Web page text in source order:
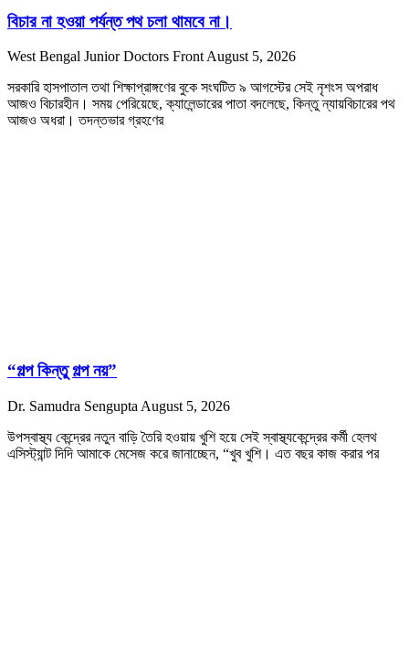
বিচার না হওয়া পর্যন্ত পথ চলা থামবে না।
West Bengal Junior Doctors Front August 5, 2026
সরকারি হাসপাতাল তথা শিক্ষাপ্রাঙ্গণের বুকে সংঘটিত ৯ আগস্টের সেই নৃশংস অপরাধ
আজও বিচারহীন। সময় পেরিয়েছে, ক্যালেন্ডারের পাতা বদলেছে, কিন্তু ন্যায়বিচারের পথ
আজও অধরা। তদন্তভার গ্রহণের
“গল্প কিন্তু গল্প নয়”
Dr. Samudra Sengupta August 5, 2026
উপস্বাস্থ্য কেন্দ্রের নতুন বাড়ি তৈরি হওয়ায় খুশি হয়ে সেই স্বাস্থ্যকেন্দ্রের কর্মী হেলথ
এসিস্ট্যান্ট দিদি আমাকে মেসেজ করে জানাচ্ছেন, “খুব খুশি। এত বছর কাজ করার পর